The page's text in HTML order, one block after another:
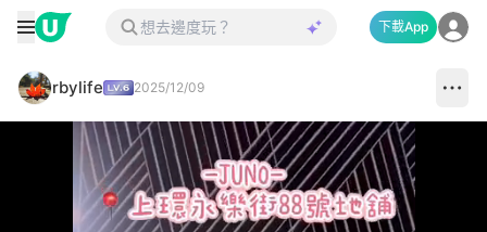
下載App
rbylife 2025/12/09